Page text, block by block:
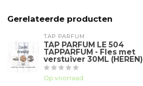
Gerelateerde producten
TAP PARFUM
TAP PARFUM LE 504
TAPPARFUM - Fles met
verstuiver 30ML (HEREN)
Op voorraad